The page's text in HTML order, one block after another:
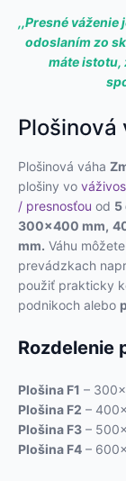
,,Presné
odoslaním zo
máte istotu,
Plošinová
Plošinová váha
plošiny vo
/ presnosťou od 5
300×400 mm,
mm. Váhu
prevádzkach
použiť prakticky
podnikoch alebo
Rozdelenie
Plošina F1 –
Plošina F2 –
Plošina F3 –
Plošina F4 –